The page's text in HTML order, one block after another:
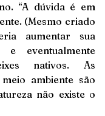
“A dúvida é em
(Mesmo criado
aumentar sua
e eventualmente
nativos. As
ambiente são
não existe o